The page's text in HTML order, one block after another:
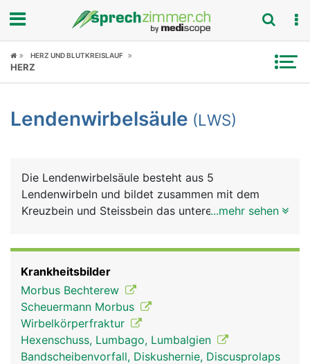
Fokus
Symptome
News
Rubriken
HERZ UND BLUTKREISLAUF
HERZ
Lendenwirbelsäule (LWS)
Die Lendenwirbelsäule besteht aus 5
Lendenwirbeln und bildet zusammen mit dem
Kreuzbein und Steissbein das untere Ende der
daher besonders belastet. Aus den Lendenwirbeln
tritt der längste Nerv des Körpers aus, der
Ischiasnerv, der die Rückseite der Beine bis zu den
Füssen versorgt. In der Lendenwirbelsäule endet
ausserdem das Rückenmark.
...mehr sehen
Krankheitsbilder
Morbus Bechterew
Scheuermann Morbus
Wirbelkörperfraktur
Hexenschuss, Lumbago, Lumbalgien
Bandscheibenvorfall, Diskushernie, Discusprolaps